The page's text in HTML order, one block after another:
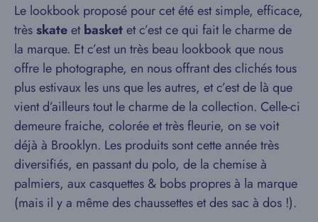
Le lookbook proposé pour cet été est simple, efficace,
trèsskateetbasketet c’est ce qui fait le charme de
la marque. Et c’est un très beau lookbook que nous
offre le photographe, en nous offrant des clichés tous
plus estivaux les uns que les autres, et c’est de là que
vient d’ailleurs tout le charme de la collection. Celle-ci
demeure fraiche, colorée et très fleurie, on se voit
déjà à Brooklyn. Les produits sont cette année très
diversifiés, en passant du polo, de la chemise à
palmiers, aux casquettes & bobs propres à la marque
(mais il y a même des chaussettes et des sac à dos !).